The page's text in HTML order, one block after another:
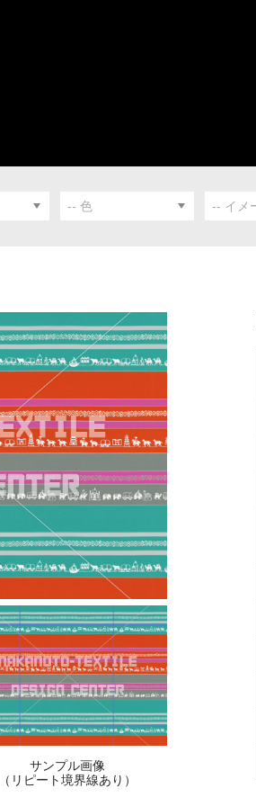
サンプル画像
（リピート境界線あり）